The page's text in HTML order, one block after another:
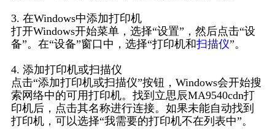
3. 在Windows中添加打印机
打开Windows开始菜单，选择“设置”，然后点击“设
备”。在“设备”窗口中，选择“打印机和扫描仪”。
4. 添加打印机或扫描仪
点击“添加打印机或扫描仪”按钮，Windows会开始搜
索网络中的可用打印机。找到立思辰MA9540cdn打
印机后，点击其名称进行连接。如果未能自动找到
打印机，可以选择“我需要的打印机不在列表中”。